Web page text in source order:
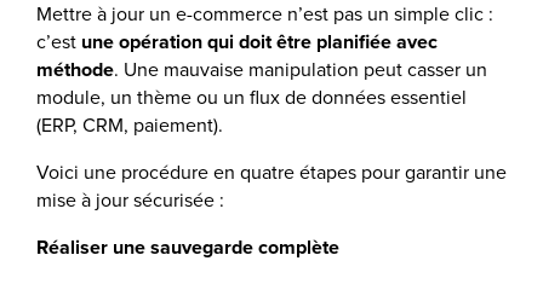
Mettre à jour un e-commerce n’est pas un simple clic :
c’est une opération qui doit être planifiée avec
méthode. Une mauvaise manipulation peut casser un
module, un thème ou un flux de données essentiel
(ERP, CRM, paiement).
Voici une procédure en quatre étapes pour garantir une
mise à jour sécurisée :
Réaliser une sauvegarde complète